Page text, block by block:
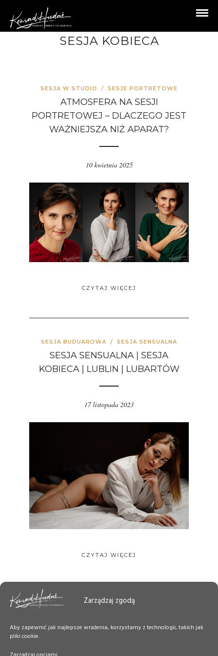
Zarządzaj zgodą
Aby zapewnić jak najlepsze wrażenia, korzystamy z technologii, takich jak
pliki cookie.
SESJA KOBIECA
SESJA W STUDIO / SESJE PORTRETOWE
ATMOSFERA NA SESJI
PORTRETOWEJ – DLACZEGO JEST
WAŻNIEJSZA NIŻ APARAT?
10 kwietnia 2025
CZYTAJ WIĘCEJ
SESJA BUDUAROWA / SESJA SENSUALNA
SESJA SENSUALNA | SESJA
KOBIECA | LUBLIN | LUBARTÓW
17 listopada 2023
CZYTAJ WIĘCEJ